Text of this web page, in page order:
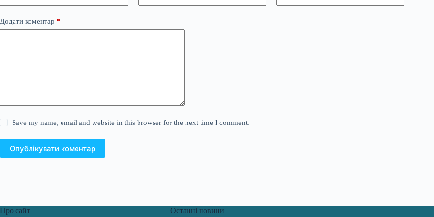
Додати коментар *
Save my name, email and website in this browser for the next time I comment.
Опублікувати коментар
Про сайт Останні новини